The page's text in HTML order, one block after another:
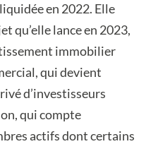
en 2022. Elle
qu’elle lance en 2023,
immobilier
qui devient
d’investisseurs
qui compte
actifs dont certains